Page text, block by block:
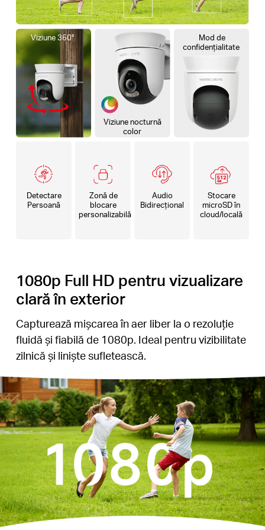
Viziune 360°
Viziune nocturnă
color
Mod de
confidențialitate
Detectare
Persoană
Zonă de
blocare
personalizabilă
Audio
Bidirecțional
Stocare
microSD în
cloud/locală
1080p Full HD pentru vizualizare
clară în exterior
Capturează mișcarea în aer liber la o rezoluție
fluidă și fiabilă de 1080p. Ideal pentru vizibilitate
zilnică și liniște sufletească.